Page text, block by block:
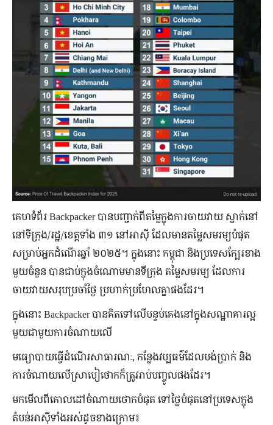
គេហទំព័រ Backpacker បាន​បញ្ជាក់​ពី​តម្លៃ​ក្នុង​ការ​ចាយវាយ ស្នាក់នៅ​
នៅ​ទី​ក្រុង/រដ្ឋ/ខេត្ត​ទាំង ៣១ នៅ​អាស៊ី ដែល​មាន​តម្លៃ​សមរម្យ​បំផុត
សម្រាប់​អ្នក​ដំណើរ​ឆ្នាំ ២០២៥។ ក្នុង​នោះ កម្ពុជា និង​ប្រទេស​ក្បែរ​ខាង​
មួយ​ចំនួន បាន​ជាប់​ក្នុង​ចំណោម​មាន​ទីក្រុង តម្លៃ​សមរម្យ ដែល​ការ​
ចាយវាយ​សរុប​ប្រចាំ​ថ្ងៃ ប្រហាក់​ប្រហែល​គ្នា​ផង​ដែរ។
ក្នុង​នោះ Backpacker បាន​គិត​ទៅ​លើ​បន្ទប់​គេង​នៅ​ក្នុង​សណ្ឋាគារ​ល្អ
មួយ​ជាមួយ​ការ​ចំណាយ​លើ
មធ្យោបាយ​ធ្វើ​ដំណើរ​សាធារណៈ, កន្លែង​វប្បធម៌​ដែល​បង់​ប្រាក់ និង​
ការ​ចំណាយ​លើ​ស្រាបៀ​ថោក​ក៏​ត្រូវ​រាប់​បញ្ចូល​ផង​ដែរ។
មក​មើល​ពី​គោលដៅ​ចំណាយ​ថោក​បំផុត ទៅ​ថ្លៃ​បំផុត​នៅ​ប្រទេស​ក្នុង​
តំបន់​អាស៊ី​ទាំងអស់​ដូច​ខាងក្រោម៖